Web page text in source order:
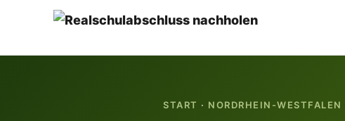
START · NORDRHEIN-WESTFALEN